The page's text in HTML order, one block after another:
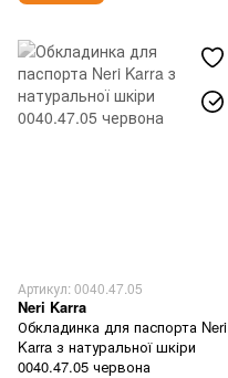
Артикул: 0040.47.05
Neri Karra
Обкладинка для паспорта Neri
Karra з натуральної шкіри
0040.47.05 червона